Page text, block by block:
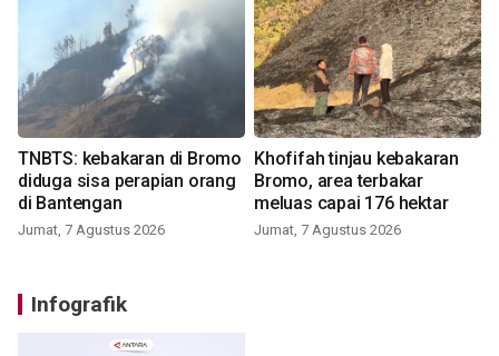
TNBTS: kebakaran di Bromo
diduga sisa perapian orang
di Bantengan
Jumat, 7 Agustus 2026
Khofifah tinjau kebakaran
Bromo, area terbakar
meluas capai 176 hektar
Jumat, 7 Agustus 2026
Infografik